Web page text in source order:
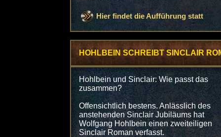
Hier findet die Aufführung statt
HOHLBEIN SCHREIBT SINCLAIR
Hohlbein und Sinclair: Wie passt das
zusammen?
Offensichtlich bestens. Anlässlich des
anstehenden Sinclair Jubiläums hat
Wolfgang Hohlbein einen zweiteiligen
Sinclair Roman verfasst.